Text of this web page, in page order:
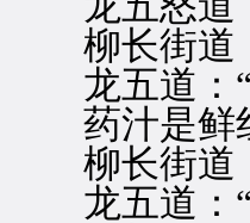
柳长街道
龙五道：“
药汁是鲜红
柳长街道：
龙五道：“